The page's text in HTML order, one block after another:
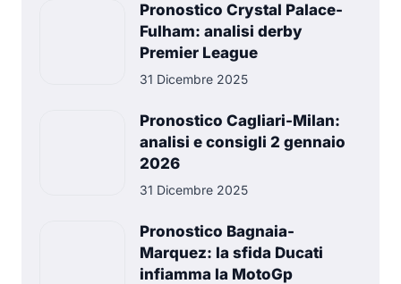
Pronostico Crystal Palace-
Fulham: analisi derby
Premier League
31 Dicembre 2025
Pronostico Cagliari-Milan:
analisi e consigli 2 gennaio
2026
31 Dicembre 2025
Pronostico Bagnaia-
Marquez: la sfida Ducati
infiamma la MotoGp